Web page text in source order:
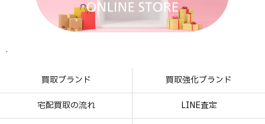
.
買取ブランド 買取強化ブランド
宅配買取の流れ LINE査定